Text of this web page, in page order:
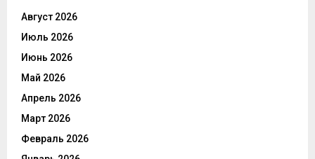
Август 2026
Июль 2026
Июнь 2026
Май 2026
Апрель 2026
Март 2026
Февраль 2026